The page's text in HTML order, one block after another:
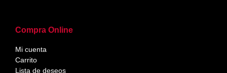
Compra Online
Mi cuenta
Carrito
Lista de deseos